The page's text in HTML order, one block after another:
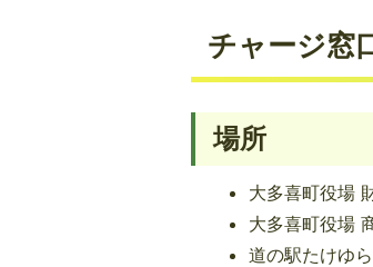
チャージ窓
場所
大多喜町役場
大多喜町役場
道の駅たけゆ